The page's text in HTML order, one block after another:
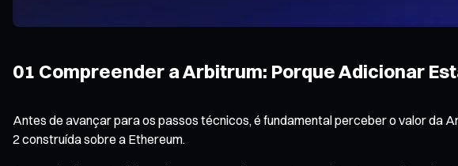
01 Compreender a Arbitrum: Porque Adicionar
Antes de avançar para os passos técnicos, é fundamental perceber o valor da
2 construída sobre a Ethereum.